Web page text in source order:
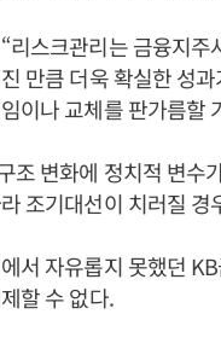
리스크관리는 금융지
만큼 더욱 확실한 성
이나 교체를 판가름할
조 변화에 정치적 변수
조기대선이 치러질
서 자유롭지 못했던
할 수 없다.